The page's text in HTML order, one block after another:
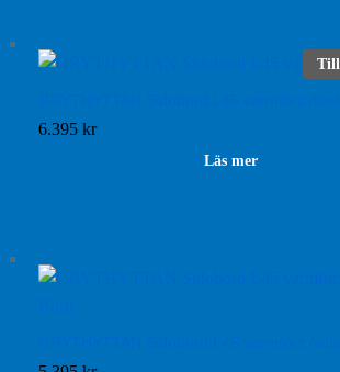
6.395 kr
Läs mer